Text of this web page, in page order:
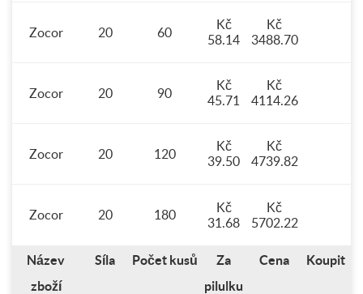
Zocor 20 60
Kč
58.14
Kč
3488.70
Zocor 20 90
Kč
45.71
Kč
4114.26
Zocor 20 120
Kč
39.50
Kč
4739.82
Zocor 20 180
Kč
31.68
Kč
5702.22
Název
zboží
Síla Počet kusů
Za
pilulku
Cena Koupit